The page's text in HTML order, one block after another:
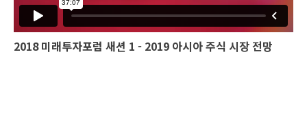
2018 미래투자포럼 새션 1 - 2019 아시아 주식 시장 전망